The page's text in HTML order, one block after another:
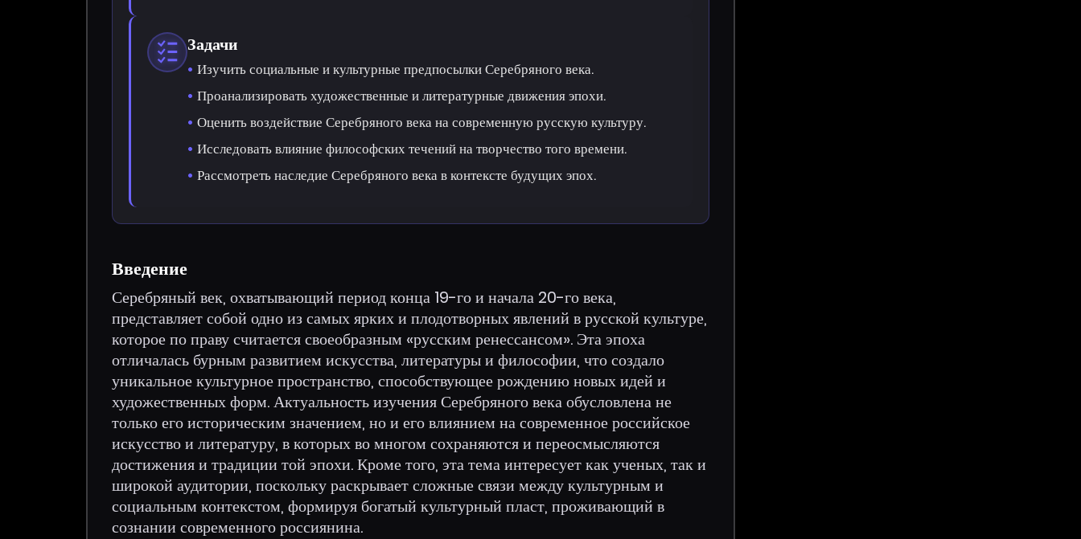
Задачи
Изучить социальные и культурные предпосылки Серебряного века.
Проанализировать художественные и литературные движения эпохи.
Оценить воздействие Серебряного века на современную русскую культуру.
Исследовать влияние философских течений на творчество того времени.
Рассмотреть наследие Серебряного века в контексте будущих эпох.
Введение
Серебряный век, охватывающий период конца 19-го и начала 20-го века,
представляет собой одно из самых ярких и плодотворных явлений в русской культуре,
которое по праву считается своеобразным «русским ренессансом». Эта эпоха
отличалась бурным развитием искусства, литературы и философии, что создало
уникальное культурное пространство, способствующее рождению новых идей и
художественных форм. Актуальность изучения Серебряного века обусловлена не
только его историческим значением, но и его влиянием на современное российское
искусство и литературу, в которых во многом сохраняются и переосмысляются
достижения и традиции той эпохи. Кроме того, эта тема интересует как ученых, так и
широкой аудитории, поскольку раскрывает сложные связи между культурным и
социальным контекстом, формируя богатый культурный пласт, проживающий в
сознании современного россиянина.